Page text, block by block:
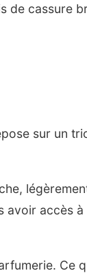
de cassure
sur un
avoir accès
Ce